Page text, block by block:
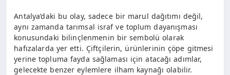
Antalya’daki bu olay, sadece bir marul dağıtımı değil,
aynı zamanda tarımsal israf ve toplum dayanışması
konusundaki bilinçlenmenin bir sembolü olarak
hafızalarda yer etti. Çiftçilerin, ürünlerinin çöpe gitmesi
yerine topluma fayda sağlaması için atacağı adımlar,
gelecekte benzer eylemlere ilham kaynağı olabilir.